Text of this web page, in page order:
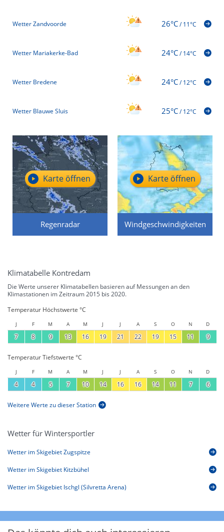
Wetter Zandvoorde 26°C/11°C
Wetter Mariakerke-Bad 24°C/14°C
Wetter Bredene 24°C/12°C
Wetter Blauwe Sluis 25°C/12°C
Regenradar
Karte öffnen
Windgeschwindigkeiten
Karte öffnen
Klimatabelle Kontredam
Die Werte unserer Klimatabellen basieren auf Messungen an den
Klimastationen im Zeitraum 2015 bis 2020.
Temperatur Höchstwerte °C
J F M A M J J A S O N D
7 8 9 13 16 19 21 22 19 15 11 9
Temperatur Tiefstwerte °C
J F M A M J J A S O N D
4 4 5 7 10 14 16 16 14 11 7 6
Weitere Werte zu dieser Station
Wetter für Wintersportler
Wetter im Skigebiet Zugspitze
Wetter im Skigebiet Kitzbühel
Wetter im Skigebiet Ischgl (Silvretta Arena)